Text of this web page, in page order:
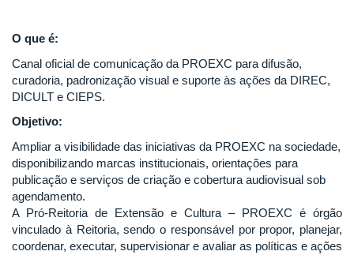
O que é:
Canal oficial de comunicação da PROEXC para difusão,
curadoria, padronização visual e suporte às ações da DIREC,
DICULT e CIEPS.
Objetivo:
Ampliar a visibilidade das iniciativas da PROEXC na sociedade,
disponibilizando marcas institucionais, orientações para
publicação e serviços de criação e cobertura audiovisual sob
agendamento.
A Pró-Reitoria de Extensão e Cultura – PROEXC é órgão
vinculado à Reitoria, sendo o responsável por propor, planejar,
coordenar, executar, supervisionar e avaliar as políticas e ações